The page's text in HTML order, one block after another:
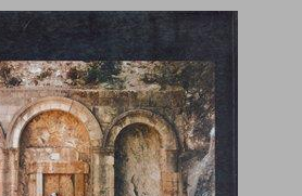
בית -שערים - היישוב והקבורה לצידו ... 0